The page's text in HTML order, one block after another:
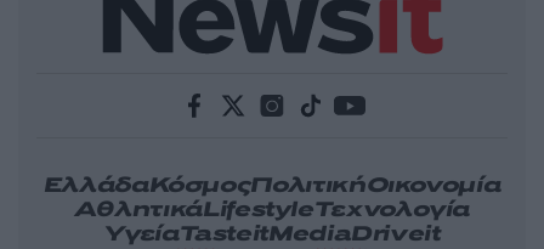
ΕλλάδαΚόσμοςΠολιτικήΟικονομία
ΑθλητικάLifestyleΤεχνολογία
ΥγείαTasteitMediaDriveit